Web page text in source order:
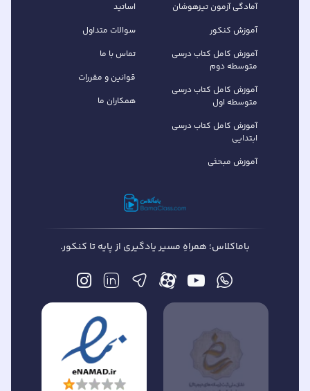
آمادگی آزمون تیزهوشان
آموزش کنکور
آموزش کامل کتاب‌ درسی
متوسطه دوم
آموزش کامل کتاب‌ درسی
متوسطه اول
آموزش کامل کتاب درسی
ابتدایی
آموزش مبحثی
اساتید
سوالات متداول
تماس با ما
قوانین و مقررات
همکاران ما
باماکلاس؛ همراهِ مسیر یادگیری از پایه تا کنکور.